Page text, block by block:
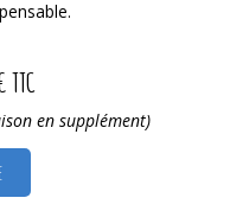
en supplément)